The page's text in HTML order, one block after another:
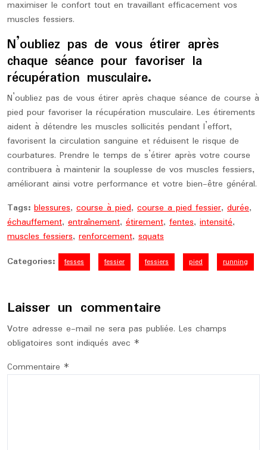
maximiser le confort tout en travaillant efficacement vos
muscles fessiers.
N’oubliez pas de vous étirer après
chaque séance pour favoriser la
récupération musculaire.
N’oubliez pas de vous étirer après chaque séance de course à
pied pour favoriser la récupération musculaire. Les étirements
aident à détendre les muscles sollicités pendant l’effort,
favorisent la circulation sanguine et réduisent le risque de
courbatures. Prendre le temps de s’étirer après votre course
contribuera à maintenir la souplesse de vos muscles fessiers,
améliorant ainsi votre performance et votre bien-être général.
Tags: blessures, course à pied, course a pied fessier, durée,
échauffement, entraînement, étirement, fentes, intensité,
muscles fessiers, renforcement, squats
Categories:
fesses fessier fessiers pied running
Laisser un commentaire
Votre adresse e-mail ne sera pas publiée. Les champs
obligatoires sont indiqués avec *
Commentaire *